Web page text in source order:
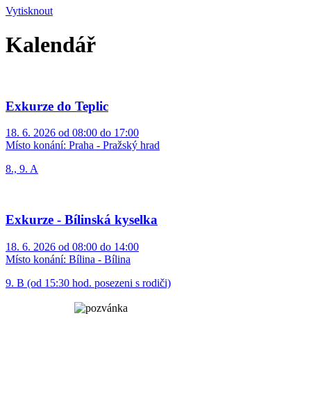
Vytisknout
Kalendář
Exkurze do Teplic
18. 6. 2026 od 08:00 do 17:00
Místo konání: Praha - Pražský hrad
8., 9. A
Exkurze - Bílinská kyselka
18. 6. 2026 od 08:00 do 14:00
Místo konání: Bílina - Bílina
9. B (od 15:30 hod. posezeni s rodiči)